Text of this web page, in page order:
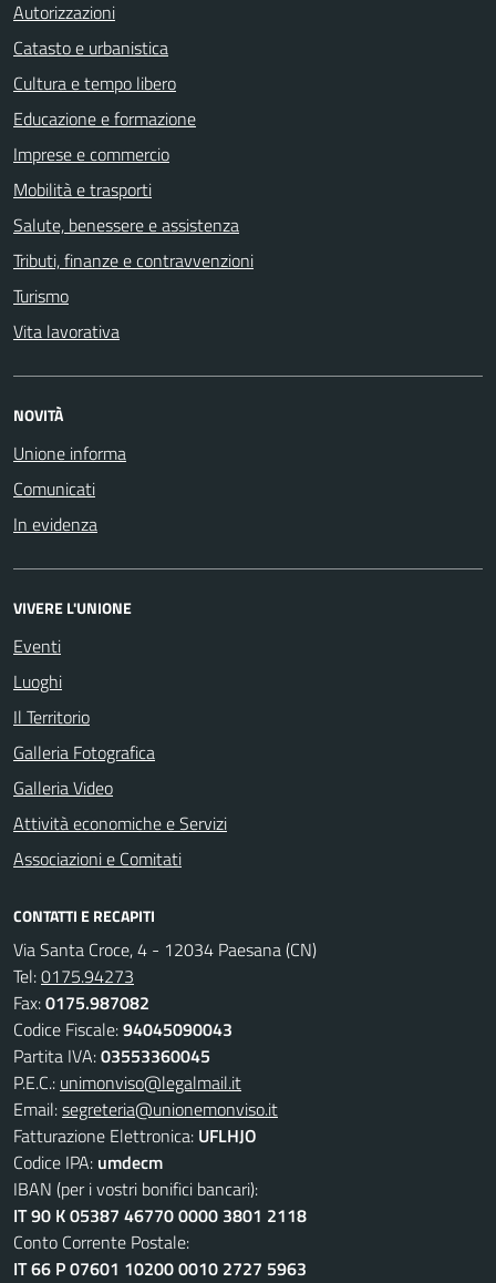
Autorizzazioni
Catasto e urbanistica
Cultura e tempo libero
Educazione e formazione
Imprese e commercio
Mobilità e trasporti
Salute, benessere e assistenza
Tributi, finanze e contravvenzioni
Turismo
Vita lavorativa
NOVITÀ
Unione informa
Comunicati
In evidenza
VIVERE L'UNIONE
Eventi
Luoghi
Il Territorio
Galleria Fotografica
Galleria Video
Attività economiche e Servizi
Associazioni e Comitati
CONTATTI E RECAPITI
Via Santa Croce, 4 - 12034 Paesana (CN)
Tel:0175.94273
Fax:0175.987082
Codice Fiscale:94045090043
Partita IVA:03553360045
P.E.C.: unimonviso@legalmail.it
Email:segreteria@unionemonviso.it
Fatturazione Elettronica: UFLHJO
Codice IPA: umdecm
IBAN (per i vostri bonifici bancari):
IT 90 K 05387 46770 0000 3801 2118
Conto Corrente Postale:
IT 66 P 07601 10200 0010 2727 5963